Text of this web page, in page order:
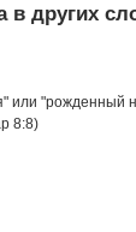
в других
"рожденный
8:8)